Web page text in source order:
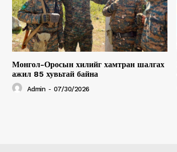
Монгол-Оросын хилийг хамтран шалгах
ажил 85 хувьтай байна
Admin - 07/30/2026